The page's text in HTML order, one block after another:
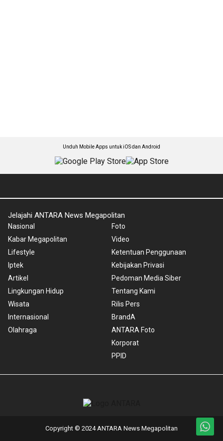
Unduh Mobile Apps untuk iOS dan Android
Jelajahi ANTARA News Megapolitan
Nasional
Kabar Megapolitan
Lifestyle
Iptek
Artikel
Lingkungan Hidup
Wisata
Internasional
Olahraga
Foto
Video
Ketentuan Penggunaan
Kebijakan Privasi
Pedoman Media Siber
Tentang Kami
Rilis Pers
BrandA
ANTARA Foto
Korporat
PPID
Copyright © 2024 ANTARA News Megapolitan